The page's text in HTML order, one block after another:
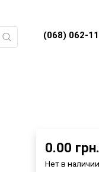
(068) 062-
0.00 грн.
Нет в наличии